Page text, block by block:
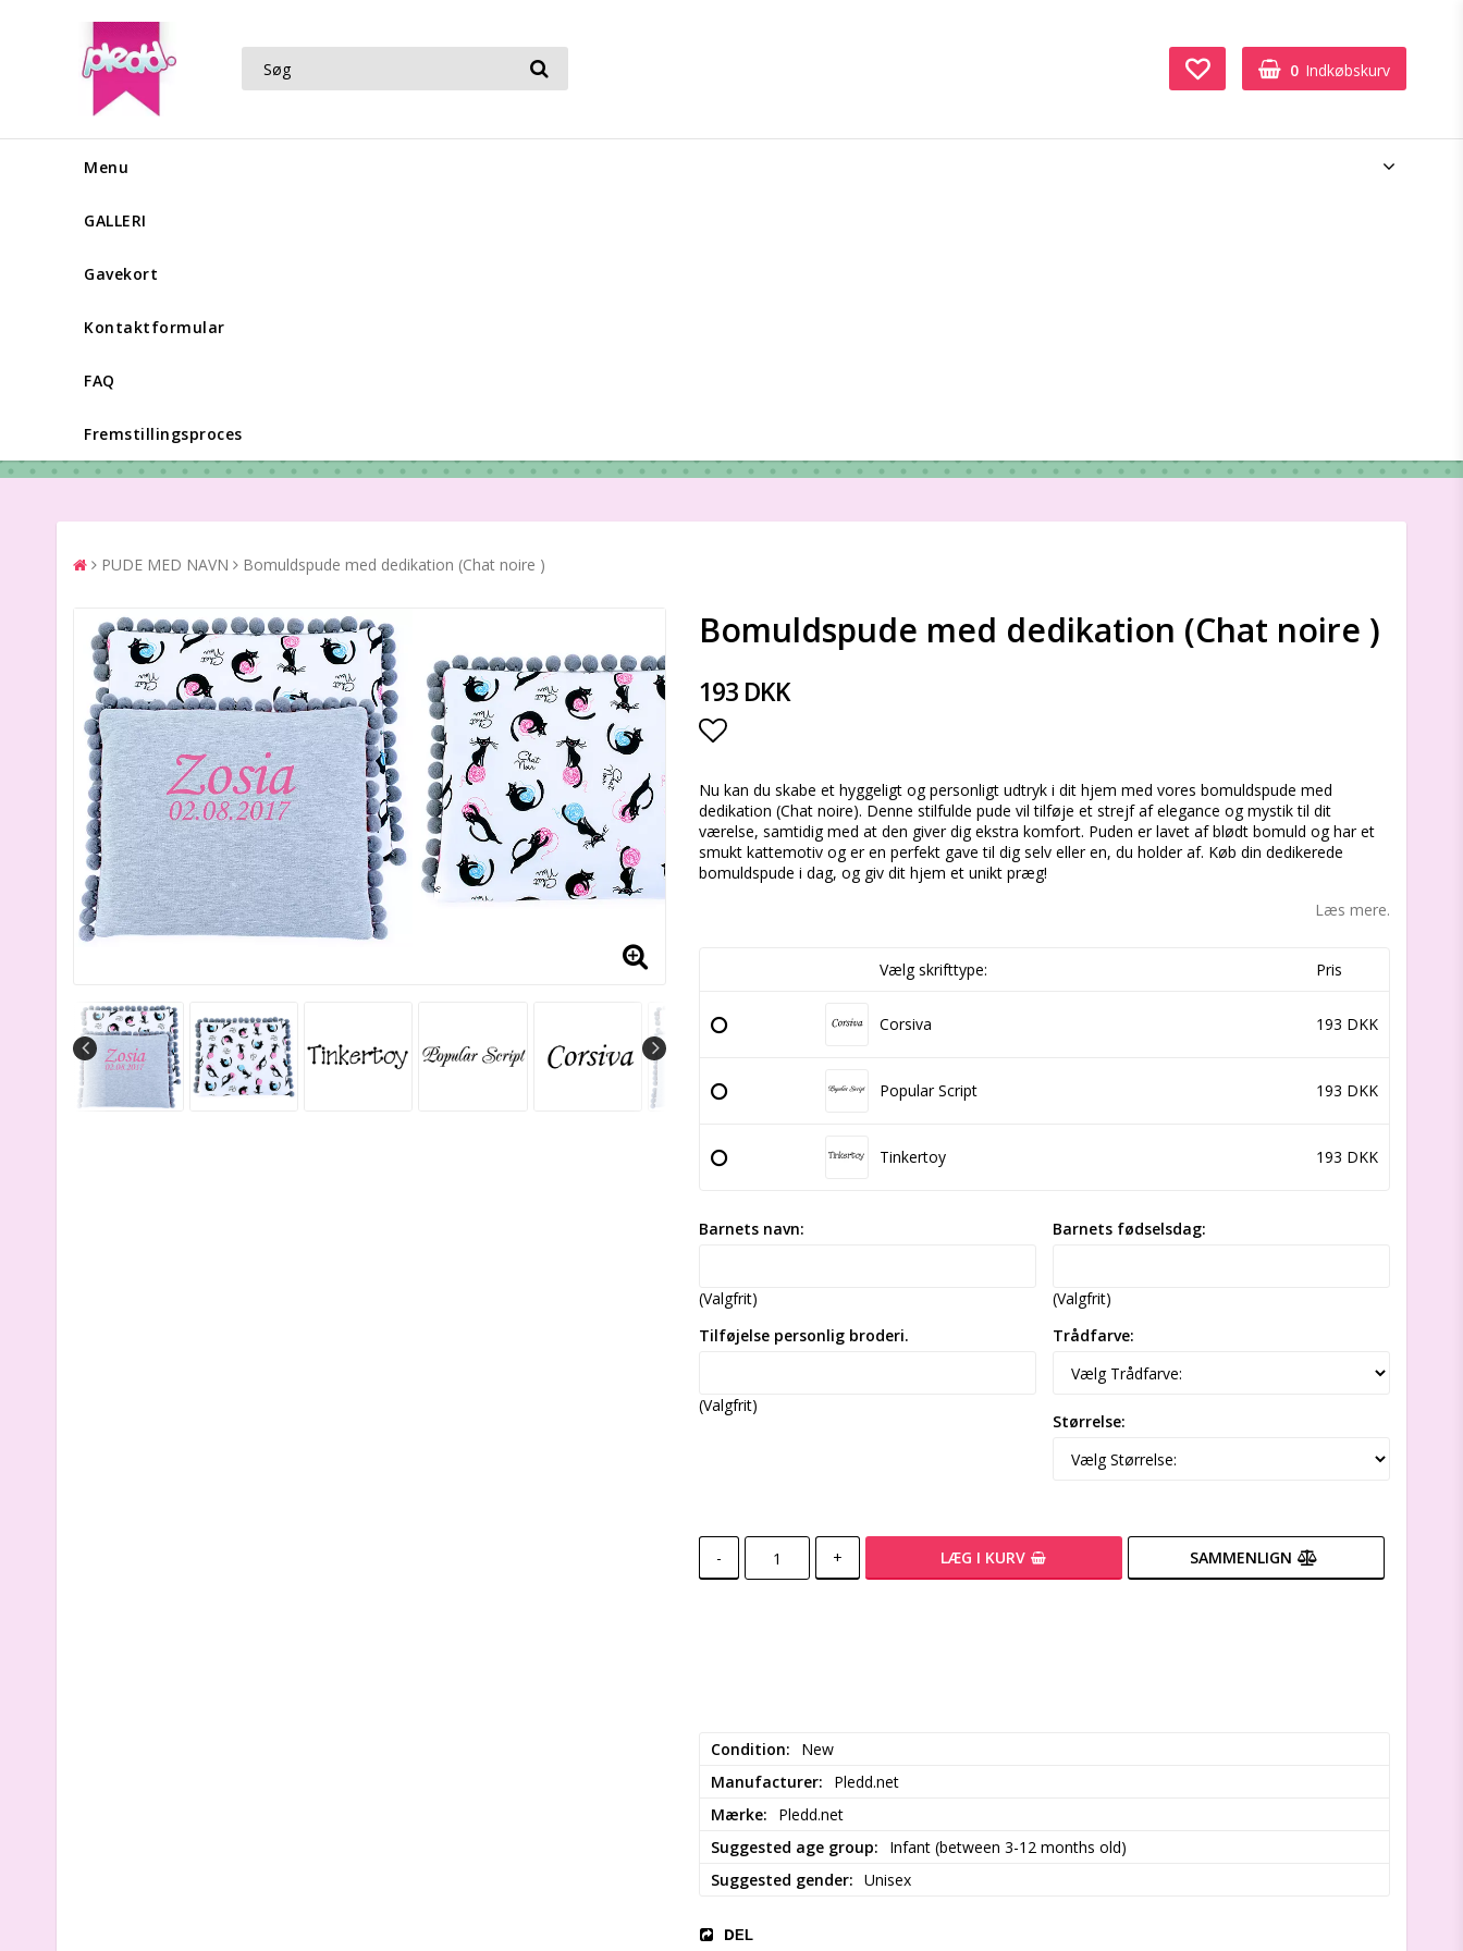
0 Indkøbskurv
Menu
GALLERI
Gavekort
Kontaktformular
FAQ
Fremstillingsproces
PUDE MED NAVN Bomuldspude med dedikation (Chat noire )
Bomuldspude med dedikation (Chat noire )
193 DKK
Add to list of favorites
Nu kan du skabe et hyggeligt og personligt udtryk i dit hjem med vores bomuldspude med
dedikation (Chat noire). Denne stilfulde pude vil tilføje et strejf af elegance og mystik til dit
værelse, samtidig med at den giver dig ekstra komfort. Puden er lavet af blødt bomuld og har et
smukt kattemotiv og er en perfekt gave til dig selv eller en, du holder af. Køb din dedikerede
bomuldspude i dag, og giv dit hjem et unikt præg!
Læs mere.
Vælg skrifttype: Pris
Corsiva 193 DKK
Popular Script 193 DKK
Tinkertoy 193 DKK
Barnets navn:
(Valgfrit)
Barnets fødselsdag:
(Valgfrit)
Tilføjelse personlig broderi.
(Valgfrit)
Trådfarve:
Størrelse:
- + LÆG I KURV SAMMENLIGN
Condition
New
Manufacturer
Pledd.net
Mærke
Pledd.net
Suggested age group
Infant (between 3-12 months old)
Suggested gender
Unisex
DEL